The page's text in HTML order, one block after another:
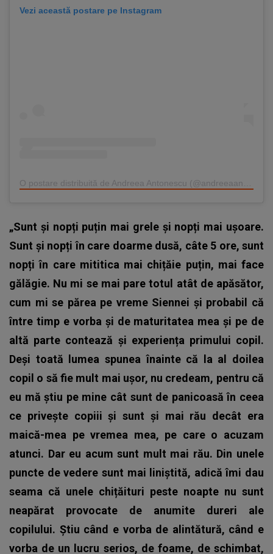
Vezi această postare pe Instagram
O postare distribuită de Andreea Antonescu (@andreeaantonescu)
„Sunt și nopți puțin mai grele și nopți mai ușoare.
Sunt și nopți în care doarme dusă, câte 5 ore, sunt
nopți în care mititica mai chițăie puțin, mai face
gălăgie. Nu mi se mai pare totul atât de apăsător,
cum mi se părea pe vreme Siennei și probabil că
între timp e vorba și de maturitatea mea și pe de
altă parte contează și experiența primului copil.
Deși toată lumea spunea înainte că la al doilea
copil o să fie mult mai ușor, nu credeam, pentru că
eu mă știu pe mine cât sunt de panicoasă în ceea
ce privește copiii și sunt și mai rău decât era
maică-mea pe vremea mea, pe care o acuzam
atunci. Dar eu acum sunt mult mai rău. Din unele
puncte de vedere sunt mai liniștită, adică îmi dau
seama că unele chițăituri peste noapte nu sunt
neapărat provocate de anumite dureri ale
copilului. Știu când e vorba de alintătură, când e
vorba de un lucru serios, de foame, de schimbat,